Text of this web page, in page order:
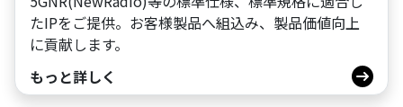
たIPをご提供。お客様製品へ組込み、製品価値向上
に貢献します。
もっと詳しく